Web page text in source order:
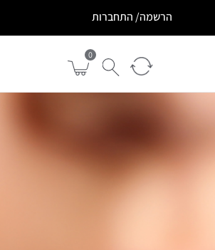
הרשמה/ התחברות
0